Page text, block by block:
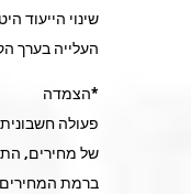
שינוי הייעוד
העלייה בערך
*הצמדה
פעולה
של מחירים,
ברמת